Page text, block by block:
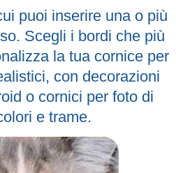
puoi inserire una o più
Scegli i bordi che più
la tua cornice per
con decorazioni
o cornici per foto di
e trame.